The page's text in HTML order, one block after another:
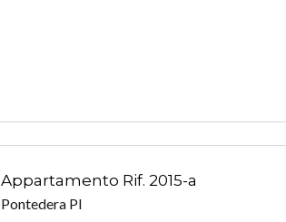
Appartamento Rif. 2015-a
Pontedera PI